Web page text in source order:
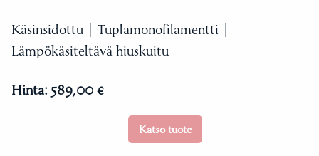
Käsinsidottu | Tuplamonofilamentti |
Lämpökäsiteltävä hiuskuitu
Hinta: 589,00 €
Katso tuote